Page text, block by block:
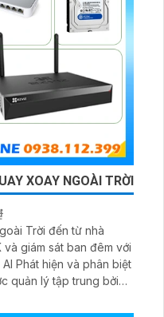
XOAY NGOÀI TRỜI
Trời đến từ nhà
giám sát ban đêm với
Phát hiện và phân biệt
quản lý tập trung bởi